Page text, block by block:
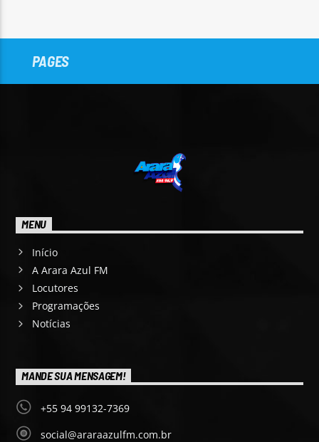
PAGES
MENU
Início
A Arara Azul FM
Locutores
Programações
Notícias
MANDE SUA MENSAGEM!
+55 94 99132-7369
social@araraazulfm.com.br